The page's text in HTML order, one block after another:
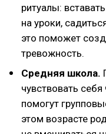
ритуалы:
на уроки,
это поможет
тревожность.
Средняя школа.
чувствовать
помогут
этом возрасте